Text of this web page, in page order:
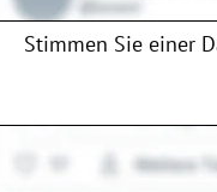
Stimmen Sie einer